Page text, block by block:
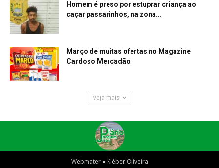
Homem é preso por estuprar criança ao
caçar passarinhos, na zona...
Março de muitas ofertas no Magazine
Cardoso Mercadão
Veja mais
Webmater ● Kléber Oliveira